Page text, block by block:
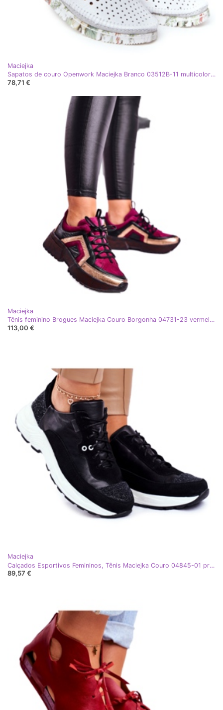
Maciejka
Sapatos de couro Openwork Maciejka Branco 03512B-11 multicolorido
78,71 €
Maciejka
Tênis feminino Brogues Maciejka Couro Borgonha 04731-23 vermelho multicolorido
113,00 €
Maciejka
Calçados Esportivos Femininos, Tênis Maciejka Couro 04845-01 preto
89,57 €